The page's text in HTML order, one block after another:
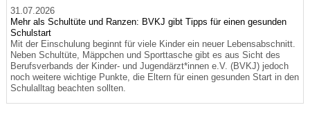
31.07.2026
Mehr als Schultüte und Ranzen: BVKJ gibt Tipps für einen gesunden
Schulstart
Mit der Einschulung beginnt für viele Kinder ein neuer Lebensabschnitt.
Neben Schultüte, Mäppchen und Sporttasche gibt es aus Sicht des
Berufsverbands der Kinder- und Jugendärzt*innen e.V. (BVKJ) jedoch
noch weitere wichtige Punkte, die Eltern für einen gesunden Start in den
Schulalltag beachten sollten.